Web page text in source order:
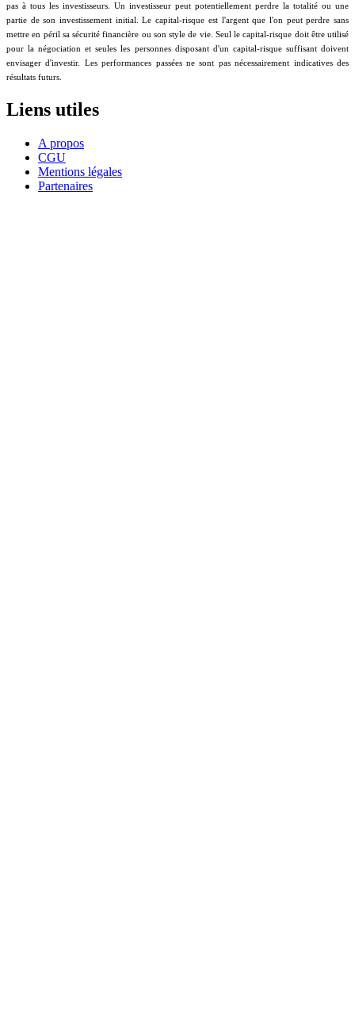
pas à tous les investisseurs. Un investisseur peut potentiellement perdre la totalité ou une
partie de son investissement initial. Le capital-risque est l'argent que l'on peut perdre sans
mettre en péril sa sécurité financière ou son style de vie. Seul le capital-risque doit être utilisé
pour la négociation et seules les personnes disposant d'un capital-risque suffisant doivent
envisager d'investir. Les performances passées ne sont pas nécessairement indicatives des
résultats futurs.
Liens utiles
A propos
CGU
Mentions légales
Partenaires